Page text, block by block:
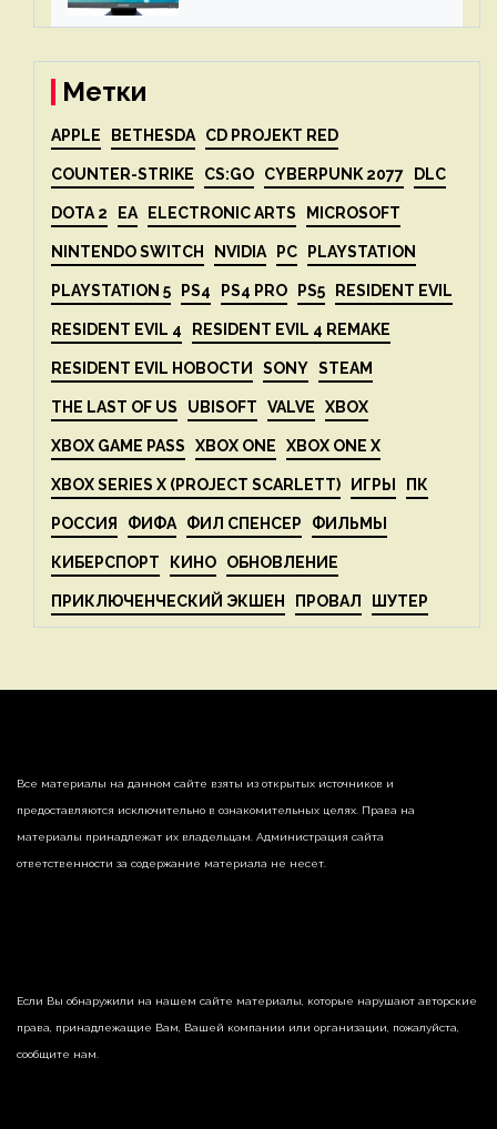
Метки
APPLE BETHESDA CD PROJEKT RED
COUNTER-STRIKE CS:GO CYBERPUNK 2077 DLC
DOTA 2 EA ELECTRONIC ARTS MICROSOFT
NINTENDO SWITCH NVIDIA PC PLAYSTATION
PLAYSTATION 5 PS4 PS4 PRO PS5 RESIDENT EVIL
RESIDENT EVIL 4 RESIDENT EVIL 4 REMAKE
RESIDENT EVIL НОВОСТИ SONY STEAM
THE LAST OF US UBISOFT VALVE XBOX
XBOX GAME PASS XBOX ONE XBOX ONE X
XBOX SERIES X (PROJECT SCARLETT) ИГРЫ ПК
РОССИЯ ФИФА ФИЛ СПЕНСЕР ФИЛЬМЫ
КИБЕРСПОРТ КИНО ОБНОВЛЕНИЕ
ПРИКЛЮЧЕНЧЕСКИЙ ЭКШЕН ПРОВАЛ ШУТЕР
Все материалы на данном сайте взяты из открытых источников и
предоставляются исключительно в ознакомительных целях. Права на
материалы принадлежат их владельцам. Администрация сайта
ответственности за содержание материала не несет.
Если Вы обнаружили на нашем сайте материалы, которые нарушают авторские
права, принадлежащие Вам, Вашей компании или организации, пожалуйста,
сообщите нам.